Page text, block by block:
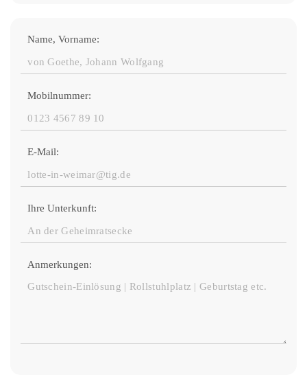
Name, Vorname:
Mobilnummer:
E-Mail:
Ihre Unterkunft:
Anmerkungen: